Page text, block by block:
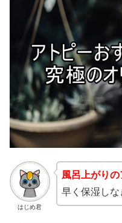
はじめ君
風呂上がりの
早く保湿しな